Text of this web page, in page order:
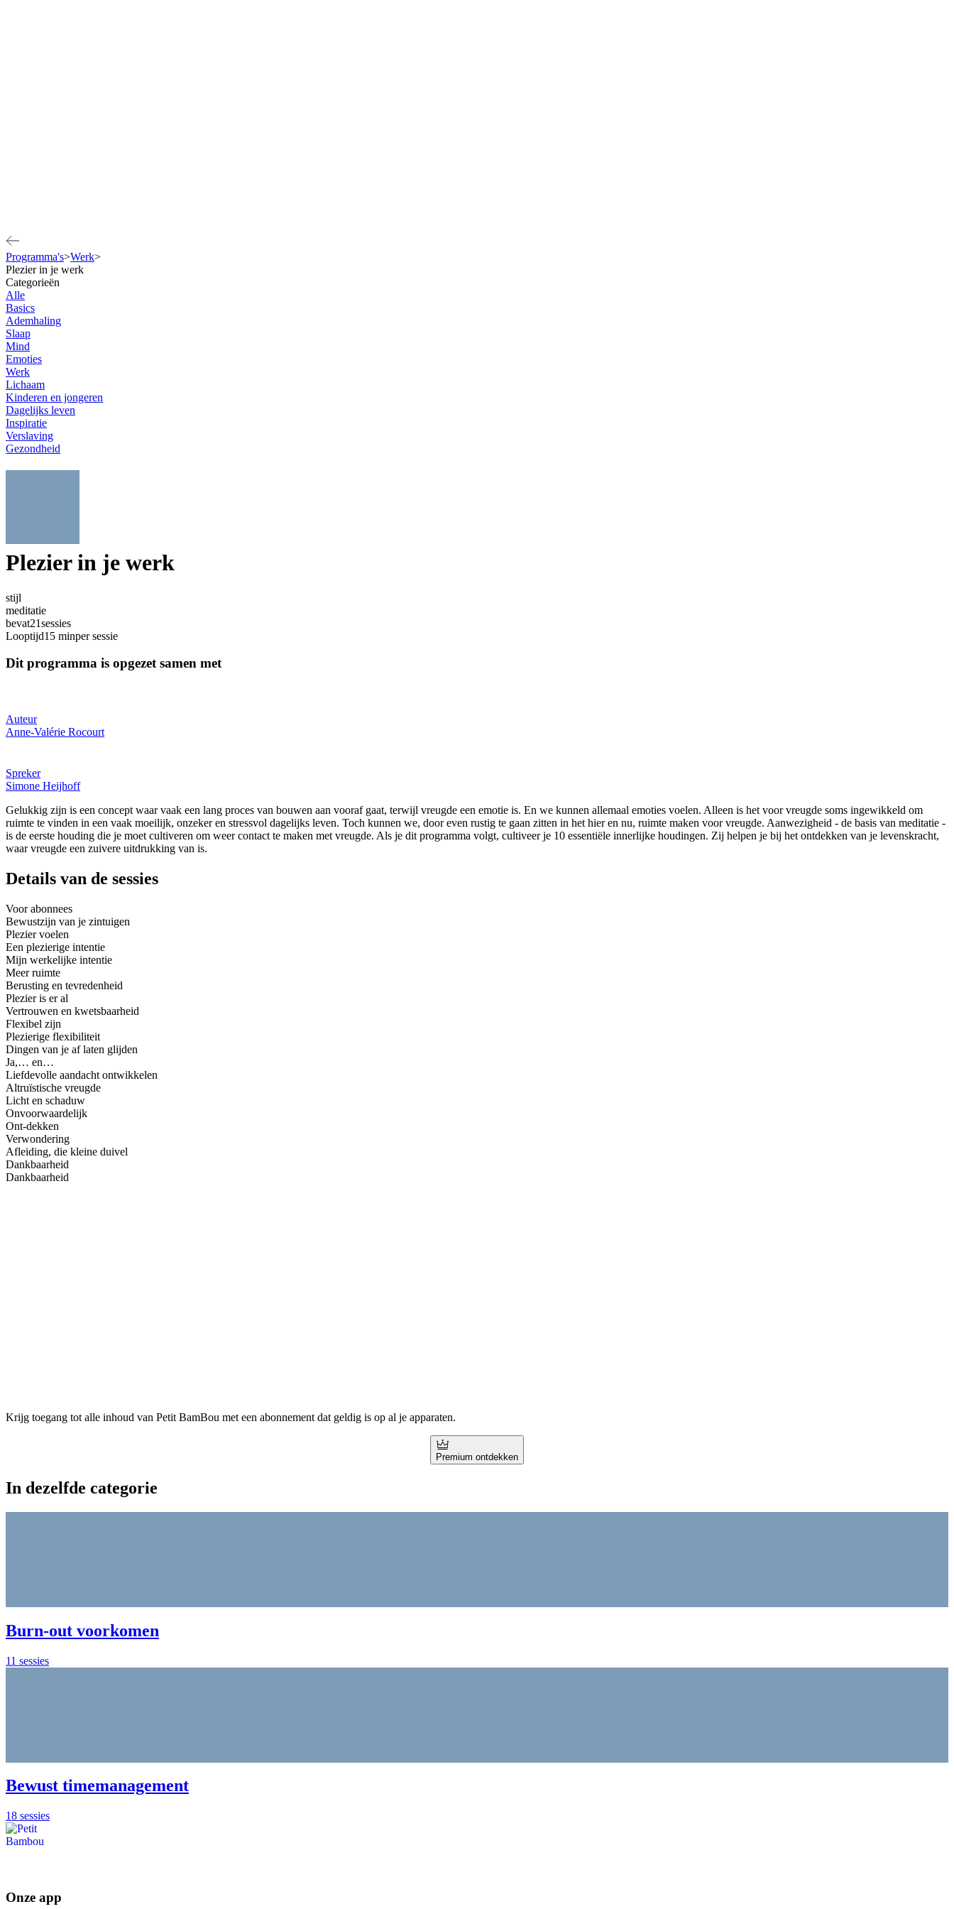
Programma's>Werk>
Plezier in je werk
Categorieën
Alle
Basics
Ademhaling
Slaap
Mind
Emoties
Werk
Lichaam
Kinderen en jongeren
Dagelijks leven
Inspiratie
Verslaving
Gezondheid
Plezier in je werk
stijl
meditatie
bevat21sessies
Looptijd15 minper sessie
Dit programma is opgezet samen met
Auteur
Anne-Valérie Rocourt
Spreker
Simone Heijhoff
Gelukkig zijn is een concept waar vaak een lang proces van bouwen aan vooraf gaat, terwijl vreugde een emotie is. En we kunnen allemaal emoties voelen. Alleen is het voor vreugde soms ingewikkeld om
ruimte te vinden in een vaak moeilijk, onzeker en stressvol dagelijks leven. Toch kunnen we, door even rustig te gaan zitten in het hier en nu, ruimte maken voor vreugde. Aanwezigheid - de basis van meditatie -
is de eerste houding die je moet cultiveren om weer contact te maken met vreugde. Als je dit programma volgt, cultiveer je 10 essentiële innerlijke houdingen. Zij helpen je bij het ontdekken van je levenskracht,
waar vreugde een zuivere uitdrukking van is.
Details van de sessies
Voor abonnees
Bewustzijn van je zintuigen
Plezier voelen
Een plezierige intentie
Mijn werkelijke intentie
Meer ruimte
Berusting en tevredenheid
Plezier is er al
Vertrouwen en kwetsbaarheid
Flexibel zijn
Plezierige flexibiliteit
Dingen van je af laten glijden
Ja,… en…
Liefdevolle aandacht ontwikkelen
Altruïstische vreugde
Licht en schaduw
Onvoorwaardelijk
Ont-dekken
Verwondering
Afleiding, die kleine duivel
Dankbaarheid
Dankbaarheid
Krijg toegang tot alle inhoud van Petit BamBou met een abonnement dat geldig is op al je apparaten.
Premium ontdekken
In dezelfde categorie
Burn-out voorkomen
11 sessies
Bewust timemanagement
18 sessies
Onze app